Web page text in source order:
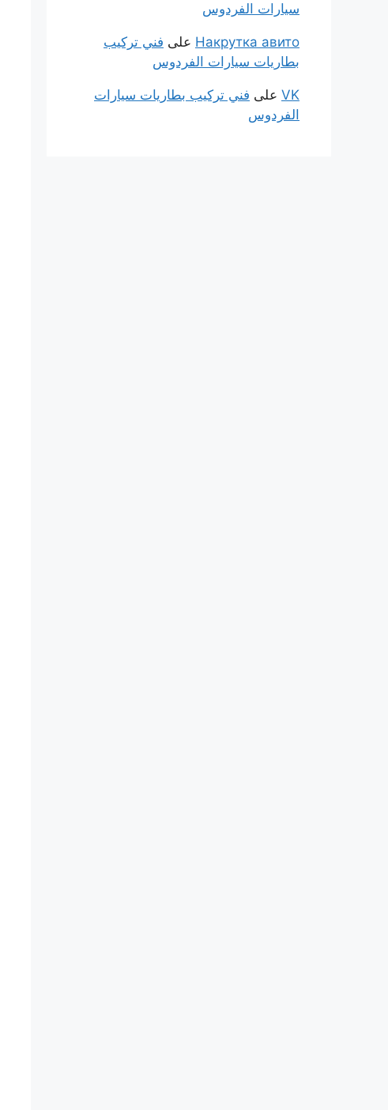
سيارات الفردوس
Накрутка авито على فني تركيب
بطاريات سيارات الفردوس
VK على فني تركيب بطاريات سيارات
الفردوس